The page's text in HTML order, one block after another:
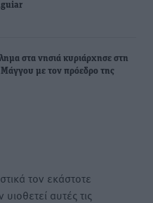
στα νησιά κυριάρχησε στη
με τον πρόεδρο της
τον εκάστοτε
αυτές τις